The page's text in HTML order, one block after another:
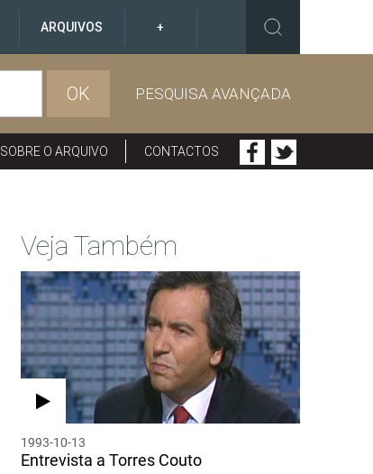
ARQUIVOS +
OK PESQUISA AVANÇADA
SOBRE O ARQUIVO CONTACTOS
Veja Também
1993-10-13
Entrevista a Torres Couto